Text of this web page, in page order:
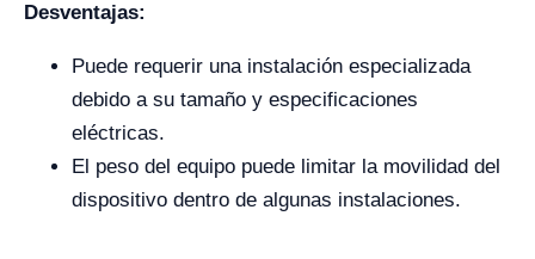
Desventajas:
Puede requerir una instalación especializada
debido a su tamaño y especificaciones
eléctricas.
El peso del equipo puede limitar la movilidad del
dispositivo dentro de algunas instalaciones.